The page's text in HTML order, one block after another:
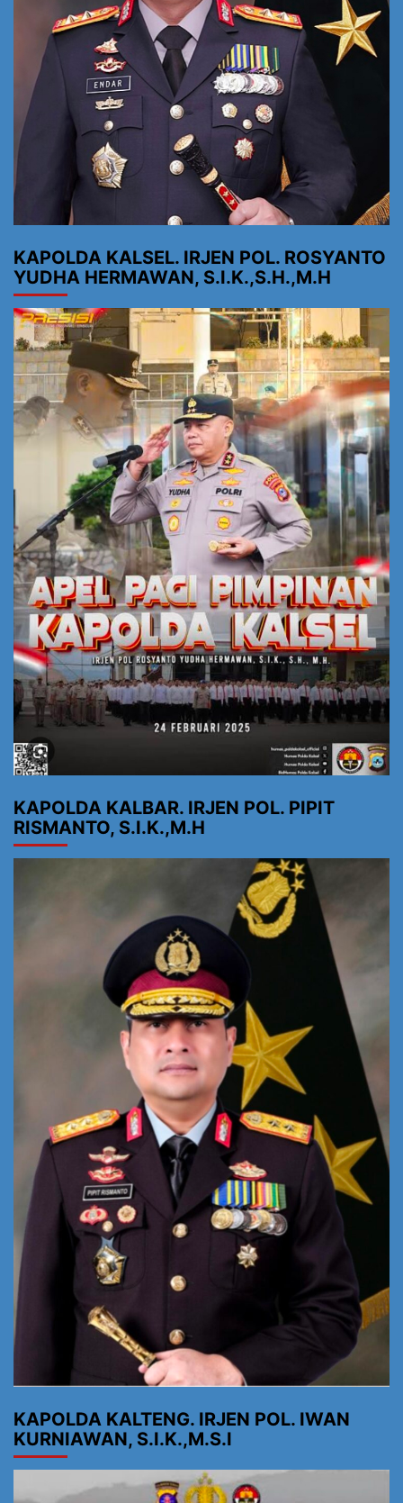
KAPOLDA KALSEL. IRJEN POL. ROSYANTO
YUDHA HERMAWAN, S.I.K.,S.H.,M.H
KAPOLDA KALBAR. IRJEN POL. PIPIT
RISMANTO, S.I.K.,M.H
KAPOLDA KALTENG. IRJEN POL. IWAN
KURNIAWAN, S.I.K.,M.S.I